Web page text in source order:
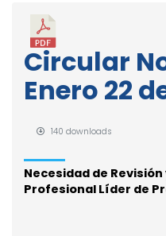
Circular
Enero 22
140 downloads
Necesidad de
Profesional Líder de